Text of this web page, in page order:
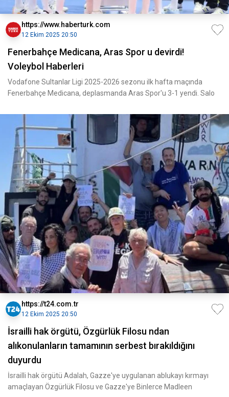
https://www.haberturk.com
12 Ekim 2025 20:50
Fenerbahçe Medicana, Aras Spor u devirdi!
Voleybol Haberleri
Vodafone Sultanlar Ligi 2025-2026 sezonu ilk hafta maçında
Fenerbahçe Medicana, deplasmanda Aras Spor'u 3-1 yendi. Salo
https://t24.com.tr
12 Ekim 2025 20:50
İsrailli hak örgütü, Özgürlük Filosu ndan
alıkonulanların tamamının serbest bırakıldığını
duyurdu
İsrailli hak örgütü Adalah, Gazze'ye uygulanan ablukayı kırmayı
amaçlayan Özgürlük Filosu ve Gazze'ye Binlerce Madleen